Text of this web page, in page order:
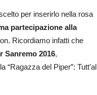
per inserirlo nella rosa
partecipazione alla
Ricordiamo infatti che
Sanremo 2016,
“Ragazza del Piper”: Tutt’al